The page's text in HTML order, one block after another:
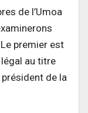
de l’Umoa
premier est
au titre
président de la